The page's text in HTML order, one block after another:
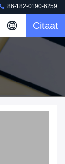
86-182-0190-6259
Citaat